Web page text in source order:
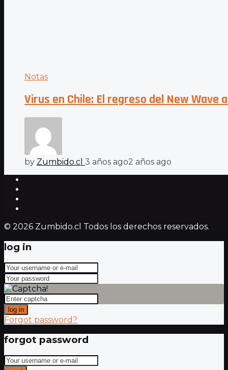
Notas
Virus en Chile: El regreso del New Wave
by Zumbido.cl 3 años ago2 años ago
© 2026 Zumbido.cl Todos los derechos reservados.
log in
log in
Forgot password?
forgot password